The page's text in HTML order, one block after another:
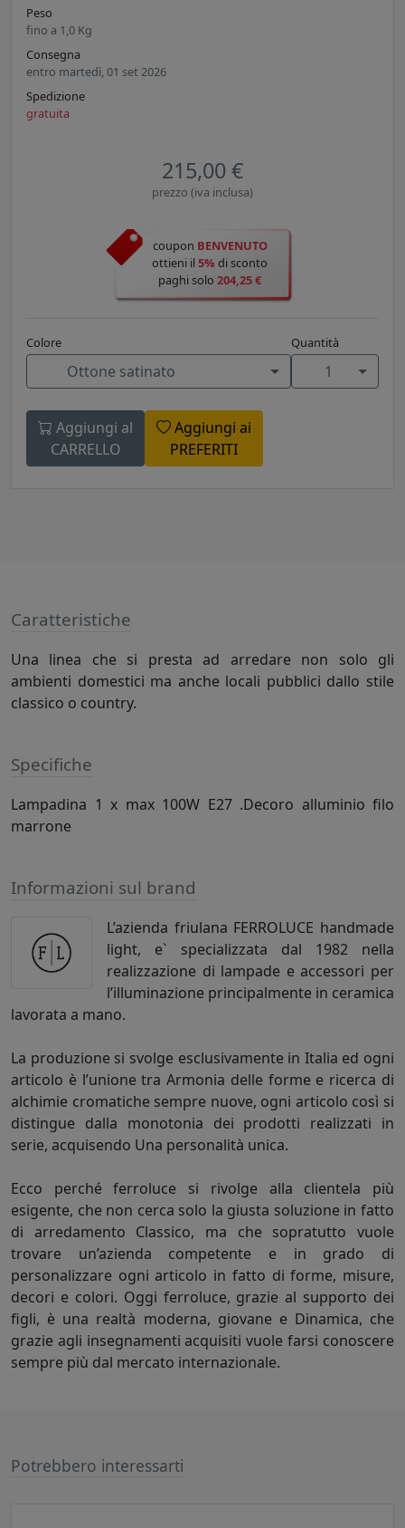
Peso
fino a 1,0 Kg
Consegna
entro martedì, 01 set 2026
Spedizione
gratuita
215,00 €
prezzo (iva inclusa)
coupon BENVENUTO
ottieni il5% di sconto
paghi solo 204,25 €
Colore
Ottone satinato
Quantità
1
Aggiungi al
CARRELLO
Aggiungi ai
PREFERITI
Caratteristiche
Una linea che si presta ad arredare non solo gli
ambienti domestici ma anche locali pubblici dallo stile
classico o country.
Specifiche
Lampadina 1 x max 100W E27 .Decoro alluminio filo
marrone
Informazioni sul brand
L’azienda friulana FERROLUCE handmade
light, e` specializzata dal 1982 nella
realizzazione di lampade e accessori per
l’illuminazione principalmente in ceramica
lavorata a mano.
La produzione si svolge esclusivamente in Italia ed ogni
articolo è l’unione tra Armonia delle forme e ricerca di
alchimie cromatiche sempre nuove, ogni articolo così si
distingue dalla monotonia dei prodotti realizzati in
serie, acquisendo Una personalità unica.
Ecco perché ferroluce si rivolge alla clientela più
esigente, che non cerca solo la giusta soluzione in fatto
di arredamento Classico, ma che sopratutto vuole
trovare un’azienda competente e in grado di
personalizzare ogni articolo in fatto di forme, misure,
decori e colori. Oggi ferroluce, grazie al supporto dei
figli, è una realtà moderna, giovane e Dinamica, che
grazie agli insegnamenti acquisiti vuole farsi conoscere
sempre più dal mercato internazionale.
Potrebbero interessarti